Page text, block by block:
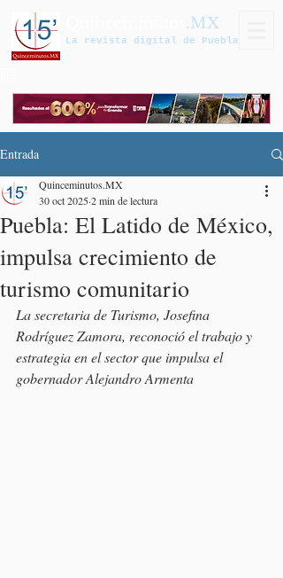
.MX
La revista digital de Puebla
Entrada
Puebla: El Latido de México,
impulsa crecimiento de
turismo comunitario
Quinceminutos.MX
30 oct 20252 min de lectura
La secretaria de Turismo, Josefina
Rodríguez Zamora, reconoció el trabajo y
estrategia en el sector que impulsa el
gobernador Alejandro Armenta